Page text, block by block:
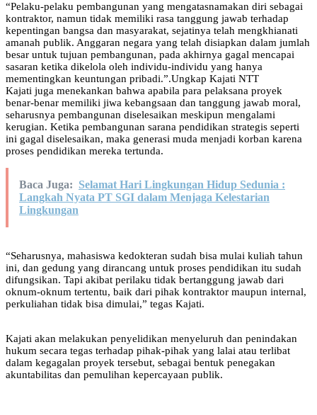
“Pelaku-pelaku pembangunan yang mengatasnamakan diri sebagai
kontraktor, namun tidak memiliki rasa tanggung jawab terhadap
kepentingan bangsa dan masyarakat, sejatinya telah mengkhianati
amanah publik. Anggaran negara yang telah disiapkan dalam jumlah
besar untuk tujuan pembangunan, pada akhirnya gagal mencapai
sasaran ketika dikelola oleh individu-individu yang hanya
mementingkan keuntungan pribadi.”.Ungkap Kajati NTT
Kajati juga menekankan bahwa apabila para pelaksana proyek
benar-benar memiliki jiwa kebangsaan dan tanggung jawab moral,
seharusnya pembangunan diselesaikan meskipun mengalami
kerugian. Ketika pembangunan sarana pendidikan strategis seperti
ini gagal diselesaikan, maka generasi muda menjadi korban karena
proses pendidikan mereka tertunda.
Baca Juga: Selamat Hari Lingkungan Hidup Sedunia :
Langkah Nyata PT SGI dalam Menjaga Kelestarian
Lingkungan
“Seharusnya, mahasiswa kedokteran sudah bisa mulai kuliah tahun
ini, dan gedung yang dirancang untuk proses pendidikan itu sudah
difungsikan. Tapi akibat perilaku tidak bertanggung jawab dari
oknum-oknum tertentu, baik dari pihak kontraktor maupun internal,
perkuliahan tidak bisa dimulai,” tegas Kajati.
Kajati akan melakukan penyelidikan menyeluruh dan penindakan
hukum secara tegas terhadap pihak-pihak yang lalai atau terlibat
dalam kegagalan proyek tersebut, sebagai bentuk penegakan
akuntabilitas dan pemulihan kepercayaan publik.